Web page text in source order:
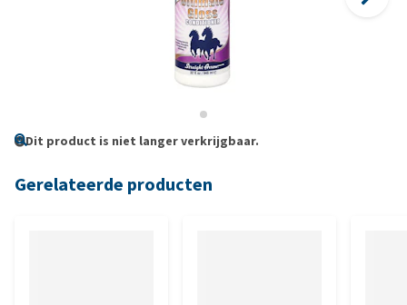
Dit product is niet langer verkrijgbaar.
Gerelateerde producten